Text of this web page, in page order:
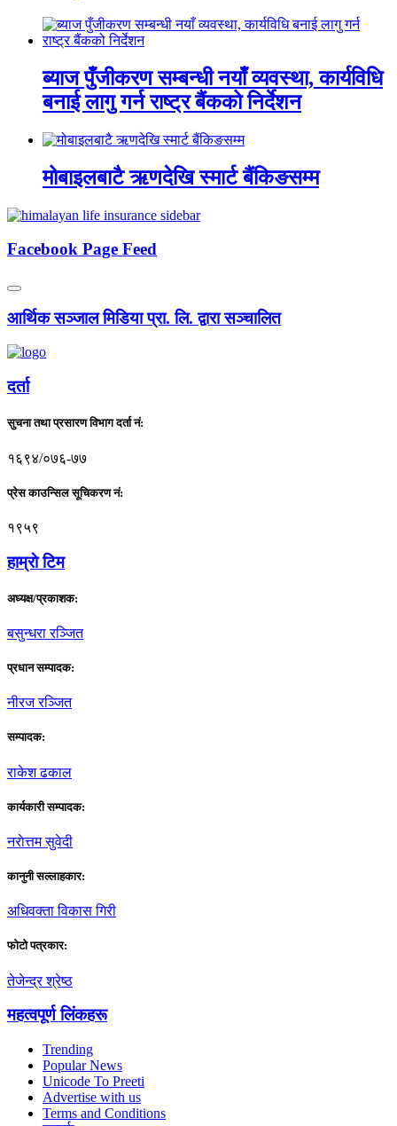
ब्याज पुँजीकरण सम्बन्धी नयाँ व्यवस्था, कार्यविधि
बनाई लागु गर्न राष्ट्र बैंकको निर्देशन
मोबाइलबाटै ऋणदेखि स्मार्ट बैंकिङसम्म
Facebook Page Feed
आर्थिक सञ्जाल मिडिया प्रा. लि. द्वारा सञ्चालित
दर्ता
सुचना तथा प्रसारण विभाग दर्ता नं:
१६९४/०७६-७७
प्रेस काउन्सिल सूचिकरण नं:
१९५९
हाम्राे टिम
अध्यक्ष/प्रकाशक:
बसुन्धरा रञ्जित
प्रधान सम्पादक:
नीरज रञ्जित
सम्पादक:
राकेश ढकाल
कार्यकारी सम्पादक:
नराेत्तम सुवेदी
कानुनी सल्लाहकार:
अधिवक्ता विकास गिरी
फाेटाे पत्रकार:
तेजेन्द्र श्रेष्ठ
महत्वपूर्ण लिंकहरू
Trending
Popular News
Unicode To Preeti
Advertise with us
Terms and Conditions